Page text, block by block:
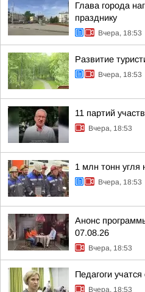
Глава города
празднику
Вчера, 18:53
Развитие
Вчера, 18:53
11 партий
Вчера, 18:53
1 млн тонн угля
Вчера, 18:53
Анонс
07.08.26
Вчера, 18:53
Педагоги
Вчера, 18:53